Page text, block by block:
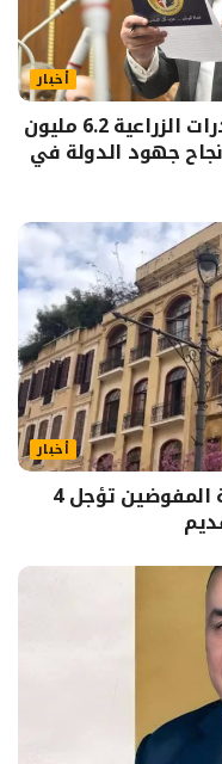
أخبار
النائب إبراهيم عيسى: تجاوز الصادرات الزراعية 6.2 مليون
جهود الدولة في
أخبار
الحقوقية هبة عرابي تكشف: هيئة المفوضين تؤجل 4